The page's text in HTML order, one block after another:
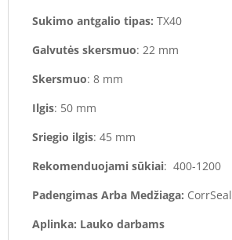
Sukimo antgalio tipas: TX40
Galvutės skersmuo: 22 mm
Skersmuo: 8 mm
Ilgis: 50 mm
Sriegio ilgis: 45 mm
Rekomenduojami sūkiai: 400-1200
Padengimas Arba Medžiaga: CorrSeal
Aplinka: Lauko darbams